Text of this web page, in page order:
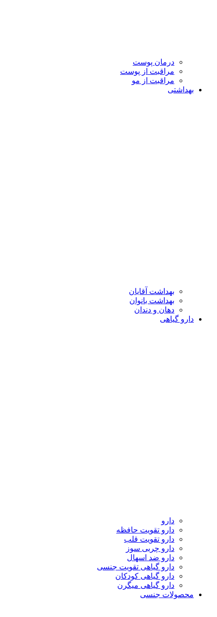
درمان پوست
مراقبت از پوست
مراقبت از مو
بهداشتی
بهداشت آقایان
بهداشت بانوان
دهان و دندان
دارو گیاهی
دارو
دارو تقویت حافظه
دارو تقویت قلب
دارو چربی سوز
دارو ضد اسهال
دارو گیاهی تقویت جنسی
دارو گیاهی کودکان
دارو گیاهی میگرن
محصولات جنسی